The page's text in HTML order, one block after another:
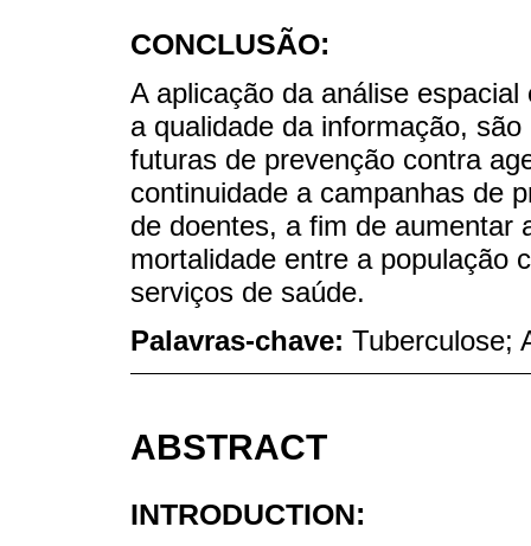
CONCLUSÃO:
A aplicação da análise
a qualidade da informação,
futuras de prevenção contra
continuidade a campanhas de
de doentes, a fim de aumentar
mortalidade entre a população
serviços de saúde.
Palavras-chave: Tuberculose;
ABSTRACT
INTRODUCTION: